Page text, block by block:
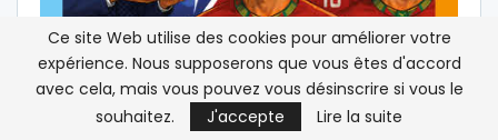
Ce site Web utilise des cookies pour améliorer votre
expérience. Nous supposerons que vous êtes d'accord
avec cela, mais vous pouvez vous désinscrire si vous le
souhaitez.
J'accepte Lire la suite